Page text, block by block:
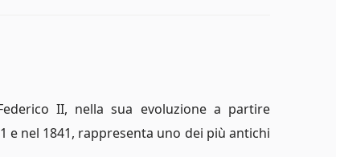
II, nella sua evoluzione a partire
e nel 1841, rappresenta uno dei più antichi